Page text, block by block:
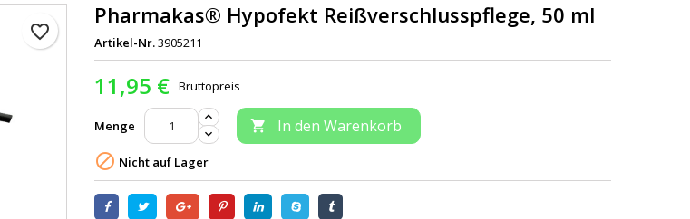
favorite_border
Pharmakas® Hypofekt Reißverschlusspflege, 50 ml
Artikel-Nr.3905211
11,95 € Bruttopreis
Menge  In den Warenkorb
 Nicht auf Lager